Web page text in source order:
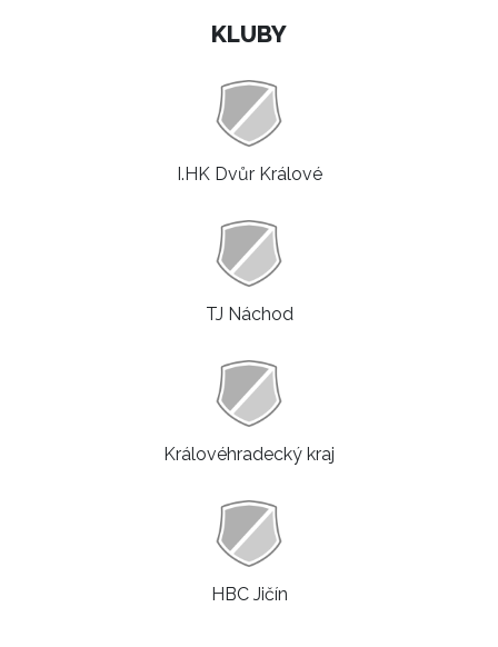
KLUBY
I.HK Dvůr Králové
TJ Náchod
Královéhradecký kraj
HBC Jičín